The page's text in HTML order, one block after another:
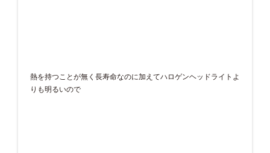
熱を持つことが無く長寿命なのに加えてハロゲンヘッドライトよ
りも明るいので